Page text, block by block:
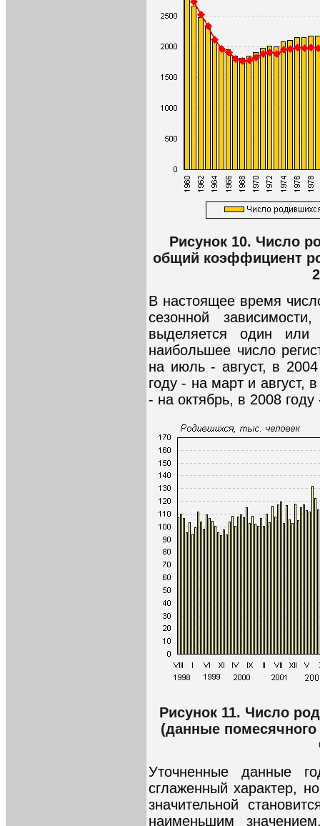
Рисунок 10. Число
общий коэффициент
В настоящее время
сезонной
выделяется один
наибольшее число
на июль - август, в
году - на март и август,
- на октябрь, в 2008
Рисунок 11. Число
(данные
Уточненные данные
сглаженный характер,
значительной
наименьшим